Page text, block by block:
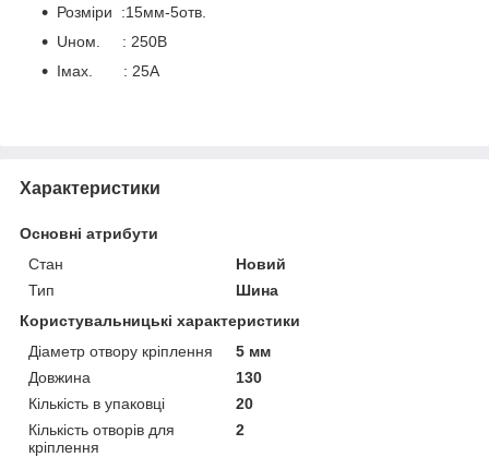
Розміри :15мм-5отв.
Uном. : 250В
Iмах. : 25А
Характеристики
Основні атрибути
Стан
Новий
Тип
Шина
Користувальницькі характеристики
Діаметр отвору кріплення
5 мм
Довжина
130
Кількість в упаковці
20
Кількість отворів для
кріплення
2